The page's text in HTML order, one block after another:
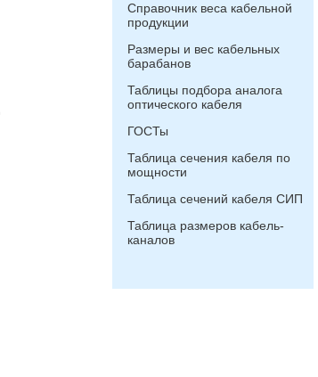
Справочник веса кабельной
продукции
Размеры и вес кабельных
барабанов
Таблицы подбора аналога
оптического кабеля
ГОСТы
Таблица сечения кабеля по
мощности
Таблица сечений кабеля СИП
Таблица размеров кабель-
каналов